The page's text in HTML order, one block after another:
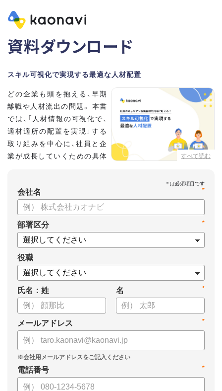
資料ダウンロード
スキル可視化で実現する最適な人材配置
すべて読む
どの企業も頭を抱える、早期
離職や人材流出の問題。 本書
では、「人材情報の可視化で、
適材適所の配置を実現」する
取り組みを中心に、社員と企
業が成長していくための具体
【資料の内容】
・不適切な人員配置の要因と悪影響
・データドリブンな人材配置のメリット
・導入イメージとリーダー育成への応用
*
会社名
*
部署区分
役職
氏名：姓 *
名
*
メールアドレス
*
電話番号